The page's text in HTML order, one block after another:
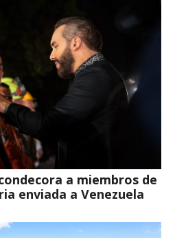
a miembros de
enviada a Venezuela